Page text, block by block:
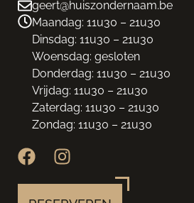
geert@huiszondernaam.be
Maandag: 11u30 – 21u30
Dinsdag: 11u30 – 21u30
Woensdag: gesloten
Donderdag: 11u30 – 21u30
Vrijdag: 11u30 – 21u30
Zaterdag: 11u30 – 21u30
Zondag: 11u30 – 21u30